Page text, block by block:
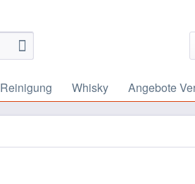
Reinigung Whisky Angebote